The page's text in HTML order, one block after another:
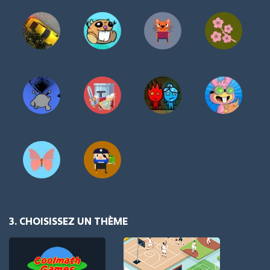
3. CHOISISSEZ UN THÈME